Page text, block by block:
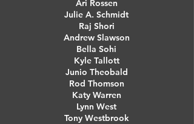
Ari Rossen
Julie A. Schmidt
Raj Shori
Andrew Slawson
Bella Sohi
Kyle Tallott
Junio Theobald
Rod Thomson
Katy Warren
Lynn West
Tony Westbrook